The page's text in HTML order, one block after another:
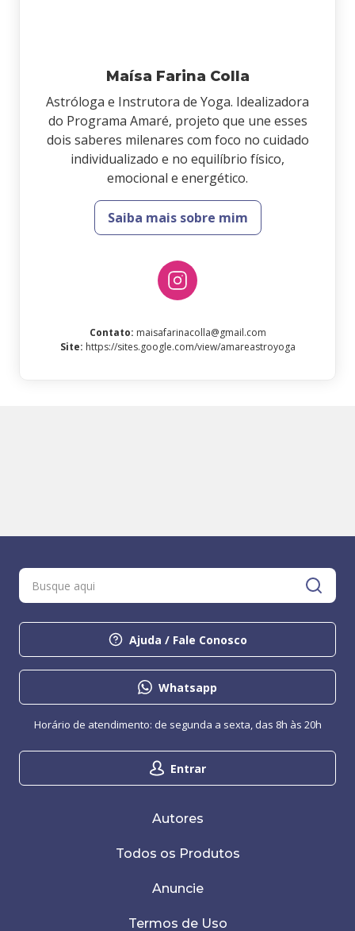
Maísa Farina Colla
Astróloga e Instrutora de Yoga. Idealizadora
do Programa Amaré, projeto que une esses
dois saberes milenares com foco no cuidado
individualizado e no equilíbrio físico,
emocional e energético.
Saiba mais sobre mim
Contato: maisafarinacolla@gmail.com
Site: https://sites.google.com/view/amareastroyoga
Ajuda / Fale Conosco
Whatsapp
Entrar
Horário de atendimento: de segunda a sexta, das 8h às 20h
Autores
Todos os Produtos
Anuncie
Termos de Uso